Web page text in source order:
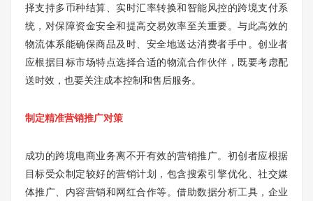
择支持多币种结算、实时汇率转换和智能风控的跨境支付系
统，对保障资金安全和提高交易效率至关重要。与此高效的
物流体系能确保商品及时、安全地送达消费者手中。创业者
应根据目标市场特点选择合适的物流合作伙伴，既要考虑配
送时效，也要关注成本控制和售后服务。
制定精准营销推广对策
成功的跨境电商业务离不开有效的营销推广。初创者应根据
目标受众制定较好的营销计划，包含搜索引擎优化、社交媒
体推广、内容营销和网红合作等。借助数据分析工具，企业